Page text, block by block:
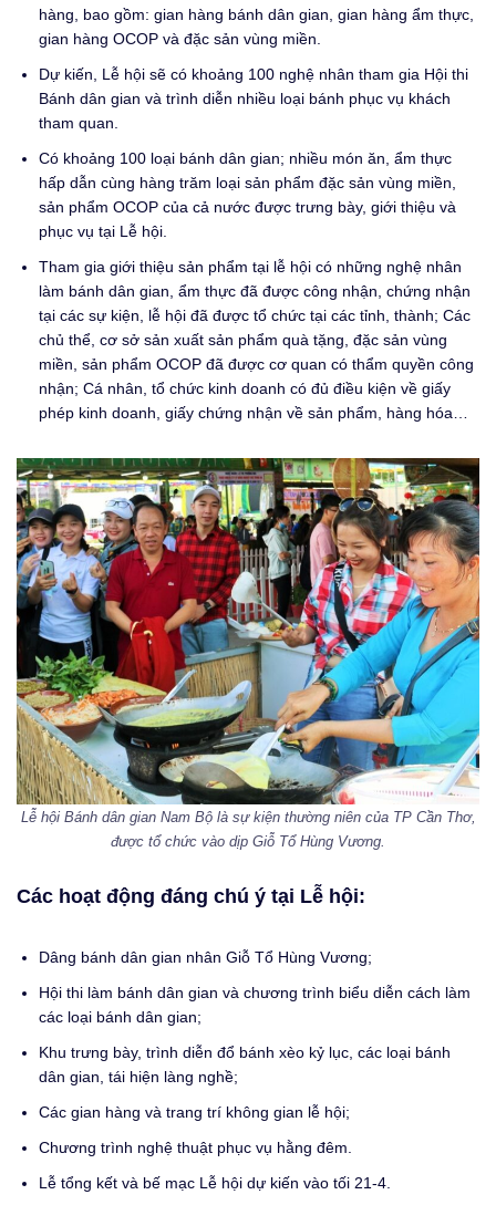
hàng, bao gồm: gian hàng bánh dân gian, gian hàng ẩm thực,
gian hàng OCOP và đặc sản vùng miền.
Dự kiến, Lễ hội sẽ có khoảng 100 nghệ nhân tham gia Hội thi
Bánh dân gian và trình diễn nhiều loại bánh phục vụ khách
tham quan.
Có khoảng 100 loại bánh dân gian; nhiều món ăn, ẩm thực
hấp dẫn cùng hàng trăm loại sản phẩm đặc sản vùng miền,
sản phẩm OCOP của cả nước được trưng bày, giới thiệu và
phục vụ tại Lễ hội.
Tham gia giới thiệu sản phẩm tại lễ hội có những nghệ nhân
làm bánh dân gian, ẩm thực đã được công nhận, chứng nhận
tại các sự kiện, lễ hội đã được tổ chức tại các tỉnh, thành; Các
chủ thể, cơ sở sản xuất sản phẩm quà tặng, đặc sản vùng
miền, sản phẩm OCOP đã được cơ quan có thẩm quyền công
nhận; Cá nhân, tổ chức kinh doanh có đủ điều kiện về giấy
phép kinh doanh, giấy chứng nhận về sản phẩm, hàng hóa…
Lễ hội Bánh dân gian Nam Bộ là sự kiện thường niên của TP Cần Thơ,
được tổ chức vào dịp Giỗ Tổ Hùng Vương.
Các hoạt động đáng chú ý tại Lễ hội:
Dâng bánh dân gian nhân Giỗ Tổ Hùng Vương;
Hội thi làm bánh dân gian và chương trình biểu diễn cách làm
các loại bánh dân gian;
Khu trưng bày, trình diễn đổ bánh xèo kỷ lục, các loại bánh
dân gian, tái hiện làng nghề;
Các gian hàng và trang trí không gian lễ hội;
Chương trình nghệ thuật phục vụ hằng đêm.
Lễ tổng kết và bế mạc Lễ hội dự kiến vào tối 21-4.